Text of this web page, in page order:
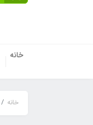
خانه
خانه